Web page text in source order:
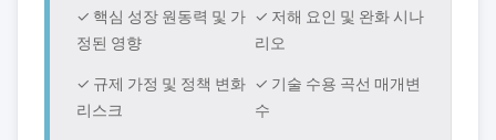
✓ 핵심 성장 원동력 및 가
정된 영향
✓ 저해 요인 및 완화 시나
리오
✓ 규제 가정 및 정책 변화
리스크
✓ 기술 수용 곡선 매개변
수